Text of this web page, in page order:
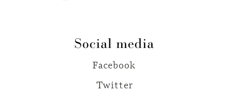
Social media
Facebook
Twitter